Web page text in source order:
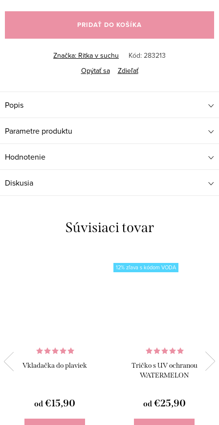
cena:
PRIDAŤ DO KOŠÍKA
Značka: Ritka v suchu Kód: 283213
Opýtať sa
Zdieľať
Popis
Parametre produktu
Hodnotenie
Diskusia
Súvisiaci tovar
Vkladačka do plaviek
od €15,90
12% zľava s kódom VODA
Tričko s UV ochranou
WATERMELON
od€25,90